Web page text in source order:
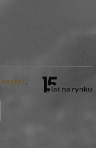
nestof.